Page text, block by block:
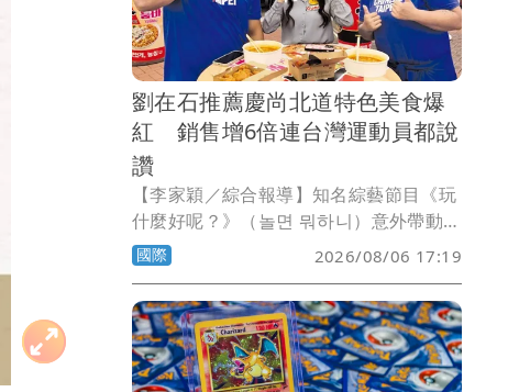
劉在石推薦慶尚北道特色美食爆
紅 銷售增6倍連台灣運動員都說
讚
【李家穎／綜合報導】知名綜藝節目《玩
什麼好呢？》（놀면 뭐하니）意外帶動地
方美食熱潮！慶尚北道龜尾市（Gumi）
招牌特色美食「現炸拉麵（갓 튀긴 라
면）」在節目播出後人氣暴衝，不僅
YouTube相關影片累積突破560萬次觀
看，泡麵銷量更比節目前暴增超過6倍，
成為近期最夯的打卡美食。
國際 2026/08/06 17:19